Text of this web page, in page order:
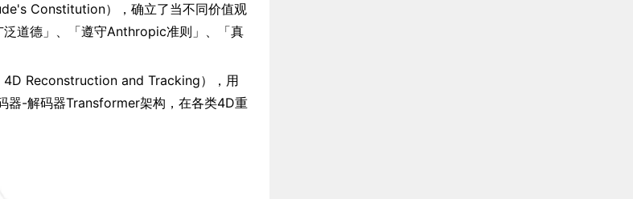
Constitution），确立了当不同价值观
道德」、「遵守Anthropic准则」、「真
Reconstruction and Tracking），用
器-解码器Transformer架构，在各类4D重